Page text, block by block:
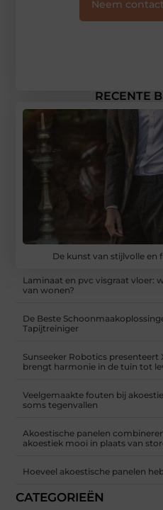
RECENTE
De kunst van stijlvolle en
Laminaat en pvc visgraat vloer:
van wonen?
De Beste
Tapijtreiniger
Sunseeker Robotics presenteert
brengt harmonie in de tuin tot
Veelgemaakte fouten bij
soms tegenvallen
Akoestische panelen
akoestiek mooi in plaats van
Hoeveel akoestische panelen
CATEGORIEËN
Neem